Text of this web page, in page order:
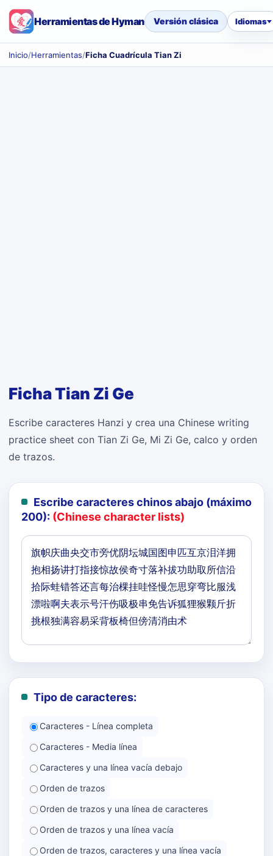
Herramientas de Hyman Versión clásica Idiomas
Inicio/Herramientas/Ficha Cuadrícula Tian Zi
Ficha Tian Zi Ge
Escribe caracteres Hanzi y crea una Chinese writing
practice sheet con Tian Zi Ge, Mi Zi Ge, calco y orden
de trazos.
Escribe caracteres chinos abajo (máximo
200): (Chinese character lists)
Tipo de caracteres:
Caracteres - Línea completa
Caracteres - Media línea
Caracteres y una línea vacía debajo
Orden de trazos
Orden de trazos y una línea de caracteres
Orden de trazos y una línea vacía
Orden de trazos, caracteres y una línea vacía